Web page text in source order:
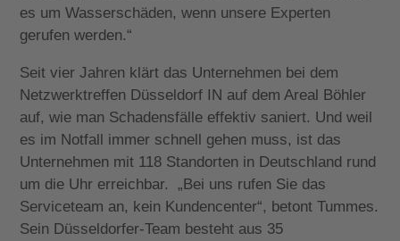
es um Wasserschäden, wenn unsere Experten
gerufen werden.“
Seit vier Jahren klärt das Unternehmen bei dem
Netzwerktreffen Düsseldorf IN auf dem Areal Böhler
auf, wie man Schadensfälle effektiv saniert. Und weil
es im Notfall immer schnell gehen muss, ist das
Unternehmen mit 118 Standorten in Deutschland rund
um die Uhr erreichbar.
„Bei uns rufen Sie das
Serviceteam an, kein Kundencenter“, betont Tummes.
Sein Düsseldorfer-Team besteht aus 35